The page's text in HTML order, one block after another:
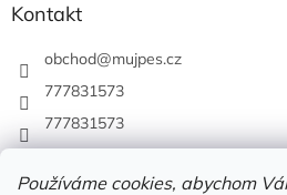
Používáme cookies, abychom
Kontakt
obchod@mujpes.cz
777831573
777831573